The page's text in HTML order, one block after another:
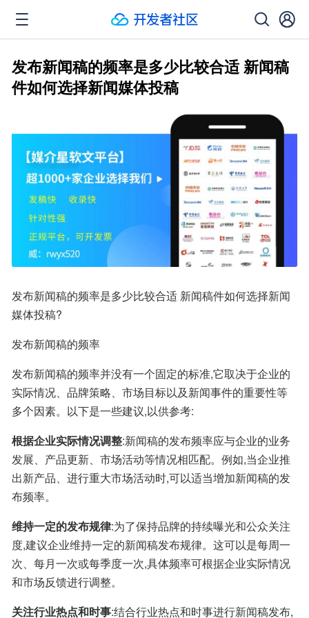
发布新闻稿的频率是多少比较合适 新闻稿
件如何选择新闻媒体投稿
发布新闻稿的频率是多少比较合适 新闻稿件如何选择新闻
媒体投稿?
发布新闻稿的频率
发布新闻稿的频率并没有一个固定的标准,它取决于企业的
实际情况、品牌策略、市场目标以及新闻事件的重要性等
多个因素。以下是一些建议,以供参考:
根据企业实际情况调整:新闻稿的发布频率应与企业的业务
发展、产品更新、市场活动等情况相匹配。例如,当企业推
出新产品、进行重大市场活动时,可以适当增加新闻稿的发
布频率。
维持一定的发布规律:为了保持品牌的持续曝光和公众关注
度,建议企业维持一定的新闻稿发布规律。这可以是每周一
次、每月一次或每季度一次,具体频率可根据企业实际情况
和市场反馈进行调整。
关注行业热点和时事:结合行业热点和时事进行新闻稿发布,